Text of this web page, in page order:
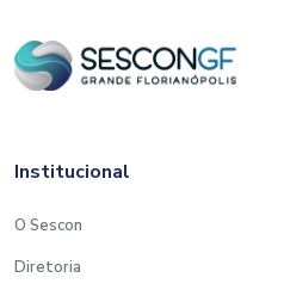
Institucional
O Sescon
Diretoria